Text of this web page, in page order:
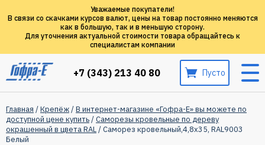
Уважаемые покупатели!
В связи со скачками курсов валют, цены на товар постоянно меняются
как в большую, так и в меньшую сторону.
Для уточнения актуальной стоимости товара обращайтесь к
специалистам компании
+7 (343) 213 40 80 Пусто
Главная /Крепёж/В интернет-магазине «Гофра-Е» вы можете по
доступной цене купить/Саморезы кровельные по дереву
окрашенный в цвета RAL/ Саморез кровельный,4,8х35, RAL9003
Белый